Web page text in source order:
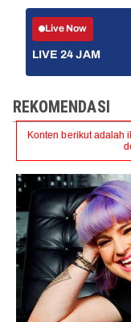
Live Now
LIVE 24 JAM